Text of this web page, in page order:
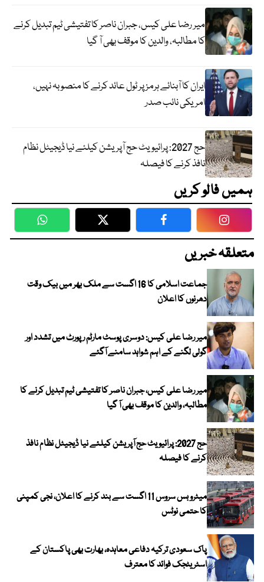
میر رضا علی کیس، جبران ناصر کا تفتیشی ٹیم تبدیل کرنے
کا مطالبہ، والدین کا موقف بھی آ گیا
ایران کا آبنائے ہرمز پر ٹول عائد کرنے کا منصوبہ نہیں،
امریکی نائب صدر
حج 2027: پرائیویٹ حج آپریشن کیلئے نیا ڈیجیٹل نظام
نافذ کرنے کا فیصلہ
ہمیں فالو کریں
WhatsApp Twitter Facebook
متعلقہ خبریں
جماعت اسلامی کا 16 اگست سے ملک بھر میں بیک وقت
دھرنوں کا اعلان
میر رضا علی کیس: دوسری پوسٹ مارٹم رپورٹ میں تشدد اور
گولی لگنے کے اہم شواہد سامنے آگئے
میر رضا علی کیس، جبران ناصر کا تفتیشی ٹیم تبدیل کرنے کا
مطالبہ، والدین کا موقف بھی آ گیا
حج 2027: پرائیویٹ حج آپریشن کیلئے نیا ڈیجیٹل نظام نافذ
کرنے کا فیصلہ
میٹرو بس سروس 11 اگست سے بند کرنے کا اعلان، نجی کمپنی
کا حتمی نوٹس
پاک سعودی ترکیہ دفاعی معاہدہ، بھارت بھی پاکستان کے
اسٹریٹجک فوائد کا معترف